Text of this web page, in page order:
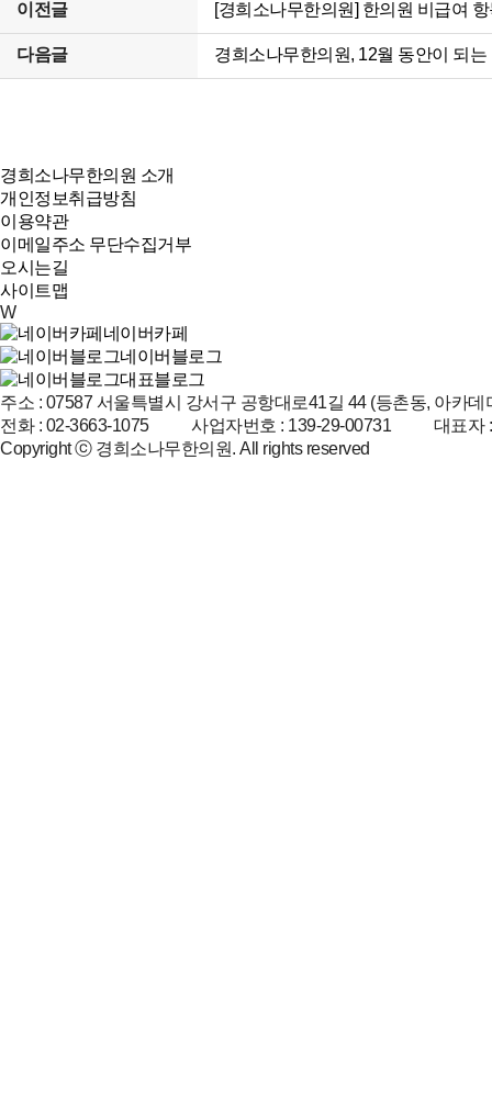
이전글 [경희소나무한의원] 한의원 비급여
다음글 경희소나무한의원, 12월 동안이 되
경희소나무한의원 소개
개인정보취급방침
이용약관
이메일주소 무단수집거부
오시는길
사이트맵
W
네이버카페
네이버블로그
대표블로그
주소 : 07587 서울특별시 강서구 공항대로41길 44 (등촌동, 아카
전화 : 02-3663-1075 사업자번호 : 139-29-00731 대표자 :
Copyright ⓒ 경희소나무한의원. All rights reserved